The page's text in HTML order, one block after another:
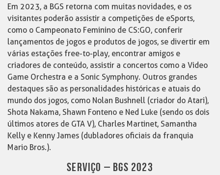
Em 2023, a BGS retorna com muitas novidades, e os
visitantes poderão assistir a competições de eSports,
como o Campeonato Feminino de CS:GO, conferir
lançamentos de jogos e produtos de jogos, se divertir em
várias estações free-to-play, encontrar amigos e
criadores de conteúdo, assistir a concertos como a Video
Game Orchestra e a Sonic Symphony. Outros grandes
destaques são as personalidades históricas e atuais do
mundo dos jogos, como Nolan Bushnell (criador do Atari),
Shota Nakama, Shawn Fonteno e Ned Luke (sendo os dois
últimos atores de GTA V), Charles Martinet, Samantha
Kelly e Kenny James (dubladores oficiais da franquia
Mario Bros.).
SERVIÇO – BGS 2023